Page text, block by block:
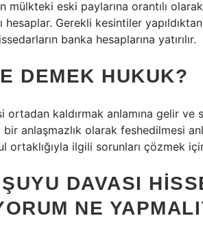
mülkteki eski paylarına orantılı
hesaplar. Gerekli kesintiler
banka hesaplarına yatırılır.
DEMEK HUKUK?
ortadan kaldırmak anlamına gelir ve
bir anlaşmazlık olarak feshedilmesi
ortaklığıyla ilgili sorunları çözmek için
DAVASI
NE